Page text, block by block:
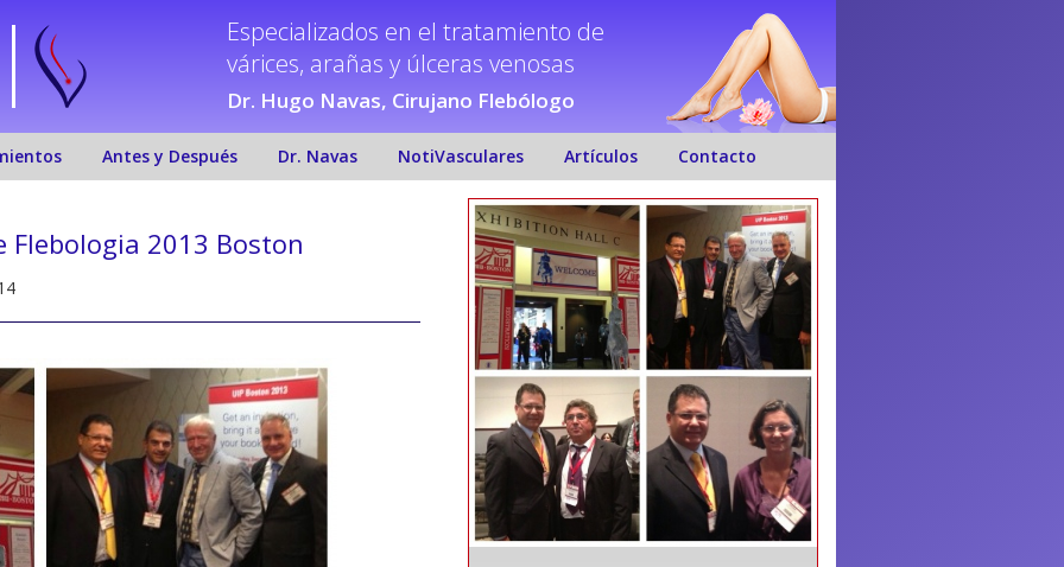
Especializados en el tratamiento de
várices, arañas y úlceras venosas
Dr. Hugo Navas, Cirujano Flebólogo
Antes y Después Dr. Navas NotiVasculares Artículos Contacto
2013 Boston